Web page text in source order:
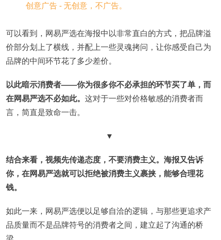
可以看到，网易严选在海报中以非常直白的方式，把品牌溢
价部分划上了横线，并配上一些灵魂拷问，让你感受自己为
品牌的中间环节花了多少差价。
以此暗示消费者——你为很多你不必承担的环节买了单，而
在网易严选不必如此。 这对于一些对价格敏感的消费者而
言，简直是致命一击。
▼
结合来看，视频先传递态度，不要消费主义。海报又告诉
你，在网易严选就可以拒绝被消费主义裹挟，能够合理花
钱。
如此一来，网易严选便以足够自洽的逻辑，与那些更追求产
品质量而不是品牌符号的消费者之间，建立起了沟通的桥